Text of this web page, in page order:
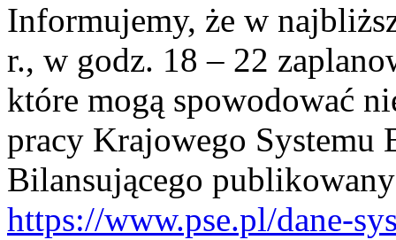
Informujemy, że w
r., w godz. 18 – 22
które mogą spowodować
pracy Krajowego Systemu
Bilansującego
https://www.pse.pl/dane-